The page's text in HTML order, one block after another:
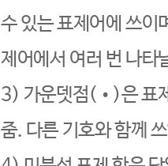
수 있는 표제어에 쓰이
제어에서 여러 번 나타
3) 가운뎃점(•)은 표
줌. 다른 기호와 함께